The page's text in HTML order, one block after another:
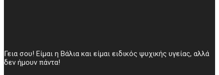
Γεια σου! Είμαι η Βάλια και είμαι ειδικός ψυχικής υγείας, αλλά
δεν ήμουν πάντα!